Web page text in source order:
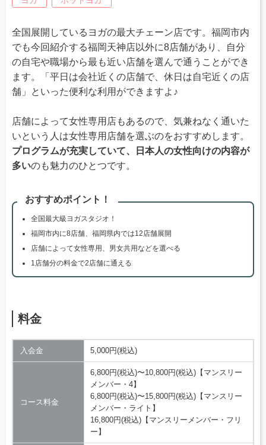
全国展開しているヨガの最大チェーン店です。福岡市内
でも今回紹介する福岡天神店以外に8店舗があり、自分
の自宅や職場から最も近い店舗を選んで通うことができ
ます。「平日は会社近くの店舗で、休日は自宅近くの店
舗」といった便利な利用ができますよ♪
店舗によって女性専用店もあるので、気兼ねなく通いた
いという人は女性専用店舗を選ぶのをおすすめします。
プログラムが充実していて、日本人の女性向けの内容が
多いのも魅力のひとつです。
おすすめポイント！
全国最大級ヨガスタジオ！
福岡市内に8店舗、福岡県内では12店舗展開
店舗によって女性専用、男女共用などを選べる
1店舗分の料金で2店舗に通える
料金
入会金 5,000円(税込)
コース料金
6,800円(税込)〜10,800円(税込)【マンスリー
メンバー・4】
6,800円(税込)〜15,800円(税込)【マンスリー
メンバー・ライト】
16,800円(税込)【マンスリーメンバー・フリ
ー】